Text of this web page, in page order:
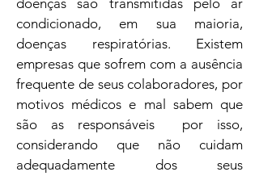
doenças são transmitidas pelo ar
condicionado, em sua maioria,
doenças respiratórias. Existem
empresas que sofrem com a ausência
frequente de seus colaboradores, por
motivos médicos e mal sabem que
são as responsáveis por isso,
considerando que não cuidam
adequadamente dos seus